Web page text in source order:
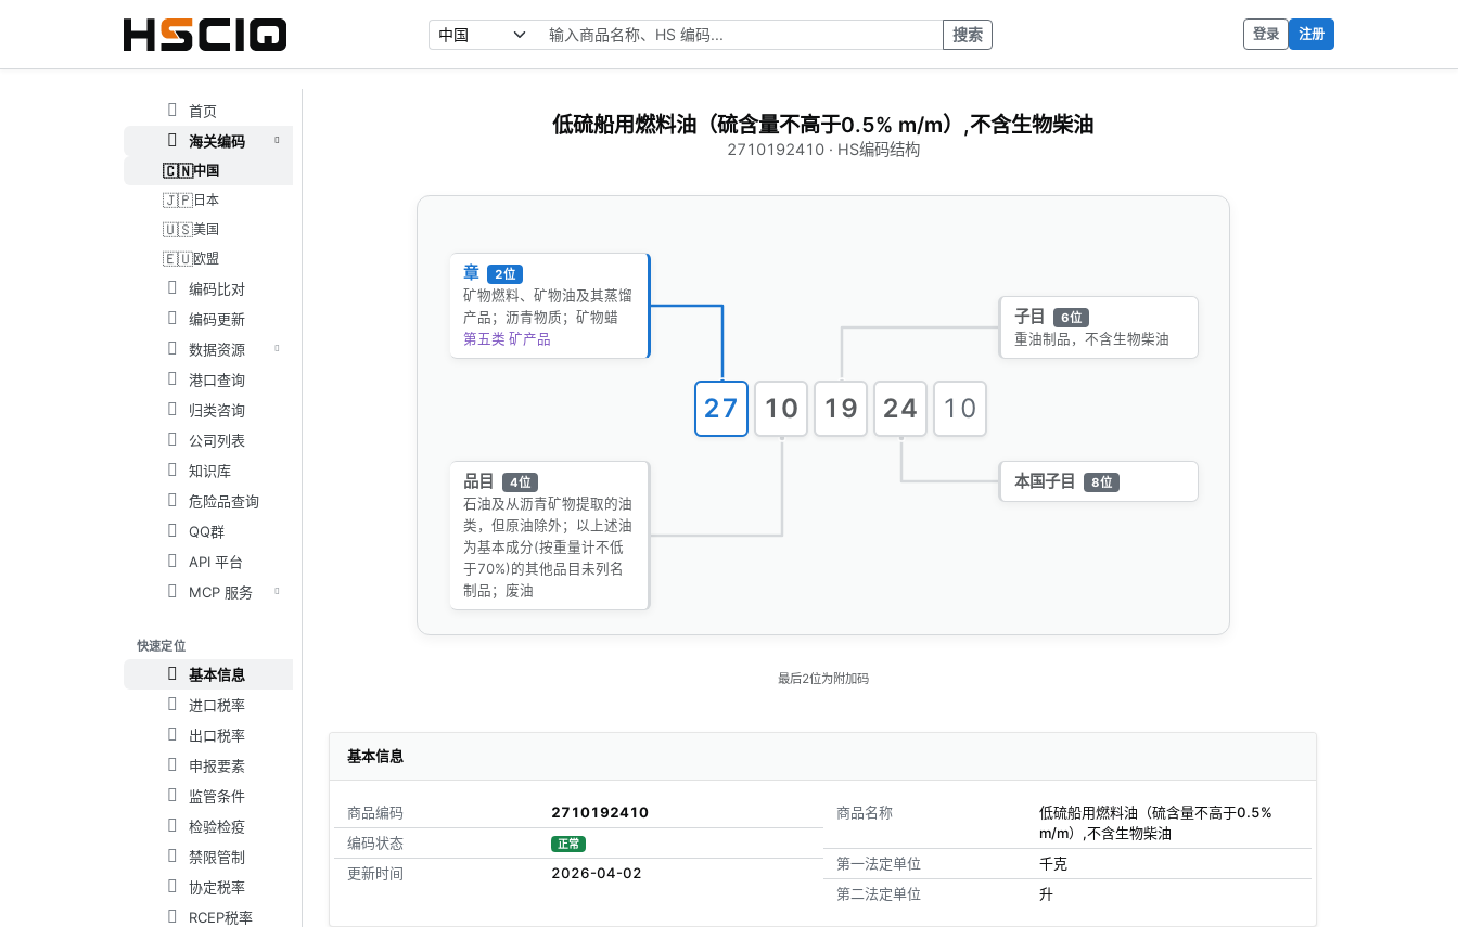
搜索 登录 注册
首页
海关编码
🇨🇳中国
🇯🇵 日本
🇺🇸美国
🇪🇺欧盟
编码比对
编码更新
数据资源
港口查询
归类咨询
公司列表
知识库
危险品查询
QQ群
API 平台
MCP 服务
快速定位
基本信息
进口税率
出口税率
申报要素
监管条件
检验检疫
禁限管制
协定税率
RCEP税率
低硫船用燃料油（硫含量不高于0.5% m/m）,不含生物柴油
2710192410 · HS编码结构
27 10 19 24 10
章 2位
矿物燃料、矿物油及其蒸馏
产品；沥青物质；矿物蜡
第五类 矿产品
品目 4位
石油及从沥青矿物提取的油
类，但原油除外；以上述油
为基本成分(按重量计不低
于70%)的其他品目未列名
制品；废油
子目 6位
重油制品，不含生物柴油
本国子目 8位
最后2位为附加码
基本信息
商品编码
2710192410
编码状态
正常
更新时间 2026-04-02
商品名称
低硫船用燃料油（硫含量不高于0.5%
m/m）,不含生物柴油
第一法定单位
千克
第二法定单位
升